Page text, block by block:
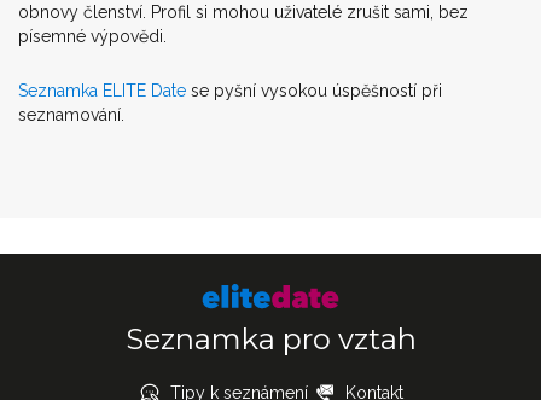
obnovy členství. Profil si mohou uživatelé zrušit sami, bez
písemné výpovědi.
Seznamka ELITE Date se pyšní vysokou úspěšností při
seznamování.
Seznamka pro vztah
Tipy k seznámení Kontakt